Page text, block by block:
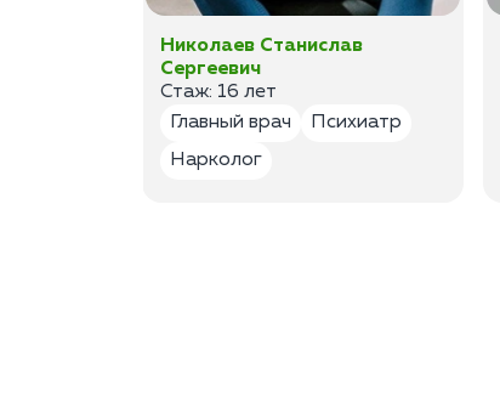
Николаев Станислав
Сергеевич
Стаж: 16 лет
Главный врач
Психиатр
Нарколог